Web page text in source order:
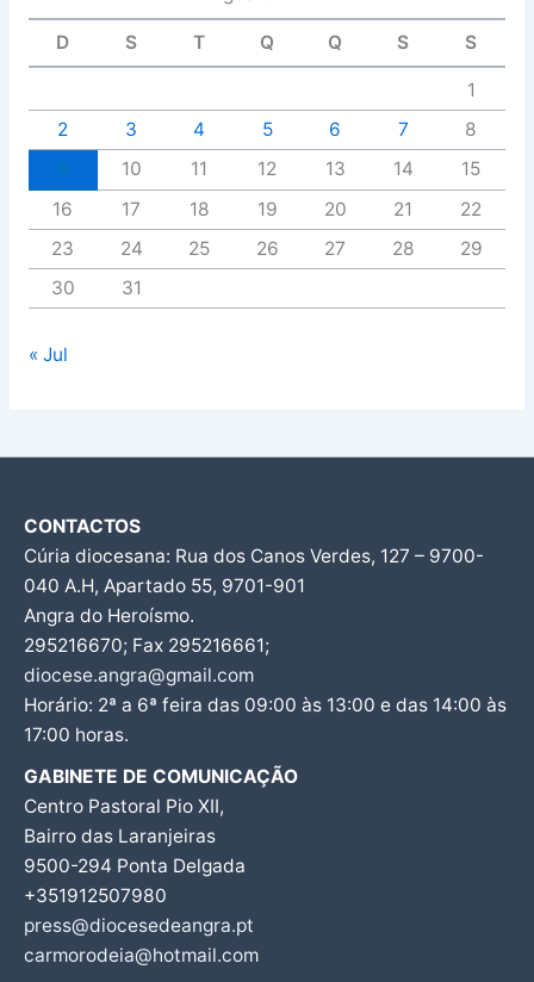
D S T Q Q S S
1
2
3 4 5 6 7
8
10 11 12 13 14
15
16
17 18 19 20 21
22
23
24 25 26 27 28
29
30
31
« Jul
CONTACTOS
Cúria diocesana: Rua dos Canos Verdes, 127 – 9700-
040 A.H, Apartado 55, 9701-901
Angra do Heroísmo.
295216670; Fax 295216661;
diocese.angra@gmail.com
Horário: 2ª a 6ª feira das 09:00 às 13:00 e das 14:00 às
17:00 horas.
GABINETE DE COMUNICAÇÃO
Centro Pastoral Pio XII,
Bairro das Laranjeiras
9500-294 Ponta Delgada
+351912507980
press@diocesedeangra.pt
carmorodeia@hotmail.com